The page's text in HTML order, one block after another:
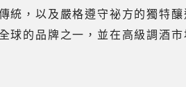
統，以及嚴格遵守祕方的獨特
球的品牌之一，並在高級調酒市